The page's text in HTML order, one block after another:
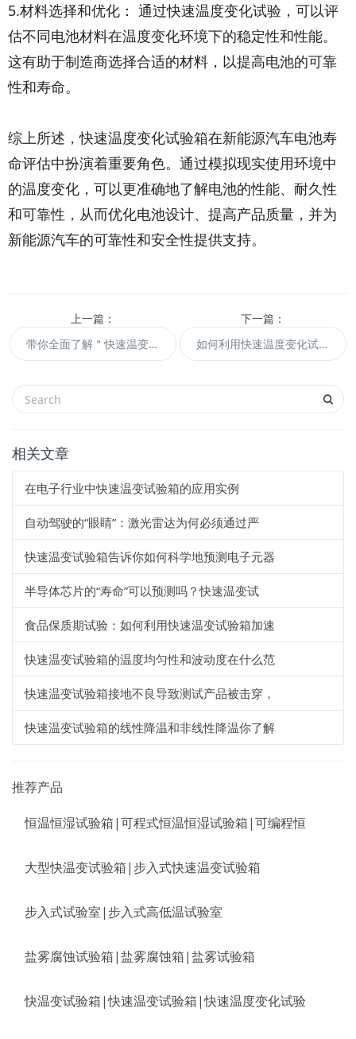
5.材料选择和优化： 通过快速温度变化试验，可以评
估不同电池材料在温度变化环境下的稳定性和性能。
这有助于制造商选择合适的材料，以提高电池的可靠
性和寿命。
综上所述，快速温度变化试验箱在新能源汽车电池寿
命评估中扮演着重要角色。通过模拟现实使用环境中
的温度变化，可以更准确地了解电池的性能、耐久性
和可靠性，从而优化电池设计、提高产品质量，并为
新能源汽车的可靠性和安全性提供支持。
上一篇：
带你全面了解＂快速温变试验箱＂
下一篇：
如何利用快速温度变化试验箱提高新能源汽车的效率
相关文章
在电子行业中快速温变试验箱的应用实例
自动驾驶的“眼睛”：激光雷达为何必须通过严
快速温变试验箱告诉你如何科学地预测电子元器
半导体芯片的“寿命”可以预测吗？快速温变试
食品保质期试验：如何利用快速温变试验箱加速
快速温变试验箱的温度均匀性和波动度在什么范
快速温变试验箱接地不良导致测试产品被击穿，
快速温变试验箱的线性降温和非线性降温你了解
推荐产品
恒温恒湿试验箱|可程式恒温恒湿试验箱|可编程恒
大型快温变试验箱|步入式快速温变试验箱
步入式试验室|步入式高低温试验室
盐雾腐蚀试验箱|盐雾腐蚀箱|盐雾试验箱
快温变试验箱|快速温变试验箱|快速温度变化试验